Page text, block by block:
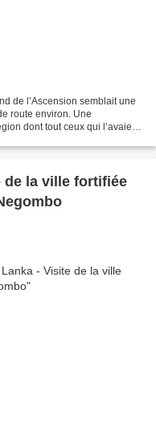
de l’Ascension semblait une
route environ. Une
dont tout ceux qui l’avaient
de la ville fortifiée